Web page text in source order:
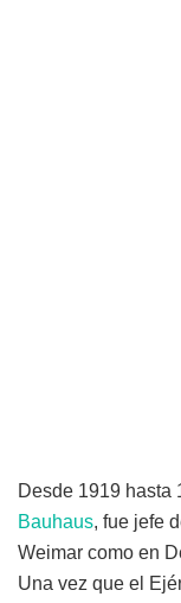
Desde 1919 hasta
Bauhaus, fue jefe
Weimar como en
Una vez que el